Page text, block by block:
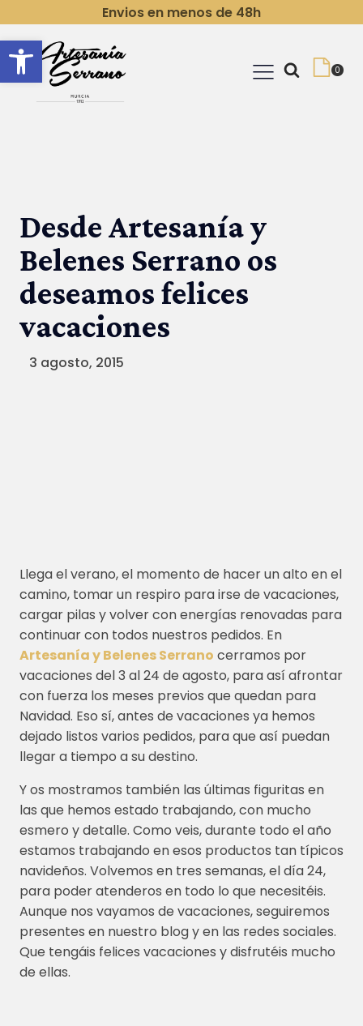
Envios en menos de 48h
Desde Artesanía y
Belenes Serrano os
deseamos felices
vacaciones
3 agosto, 2015
Llega el verano, el momento de hacer un alto en el
camino, tomar un respiro para irse de vacaciones,
cargar pilas y volver con energías renovadas para
continuar con todos nuestros pedidos. En
Artesanía y Belenes Serrano cerramos por
vacaciones del 3 al 24 de agosto, para así afrontar
con fuerza los meses previos que quedan para
Navidad. Eso sí, antes de vacaciones ya hemos
dejado listos varios pedidos, para que así puedan
llegar a tiempo a su destino.
Y os mostramos también las últimas figuritas en
las que hemos estado trabajando, con mucho
esmero y detalle. Como veis, durante todo el año
estamos trabajando en esos productos tan típicos
navideños. Volvemos en tres semanas, el día 24,
para poder atenderos en todo lo que necesitéis.
Aunque nos vayamos de vacaciones, seguiremos
presentes en nuestro blog y en las redes sociales.
Que tengáis felices vacaciones y disfrutéis mucho
de ellas.
Abrir barra de herramientas